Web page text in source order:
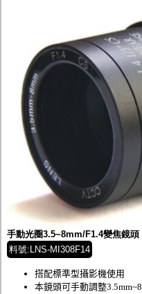
手動光圈3.5~8mm/F1.4變焦鏡頭
料號:LNS-MI308F14
搭配標準型攝影機使用
本鏡頭可手動調整